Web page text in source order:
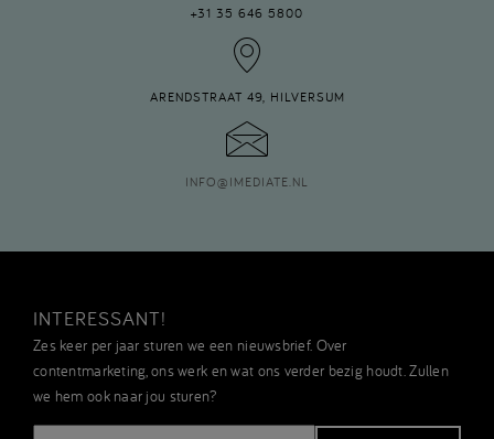
+31 35 646 5800
ARENDSTRAAT 49, HILVERSUM
INFO@ IMEDIATE.NL
INTERESSANT!
Zes keer per jaar sturen we een nieuwsbrief. Over
contentmarketing, ons werk en wat ons verder bezig houdt. Zullen
we hem ook naar jou sturen?